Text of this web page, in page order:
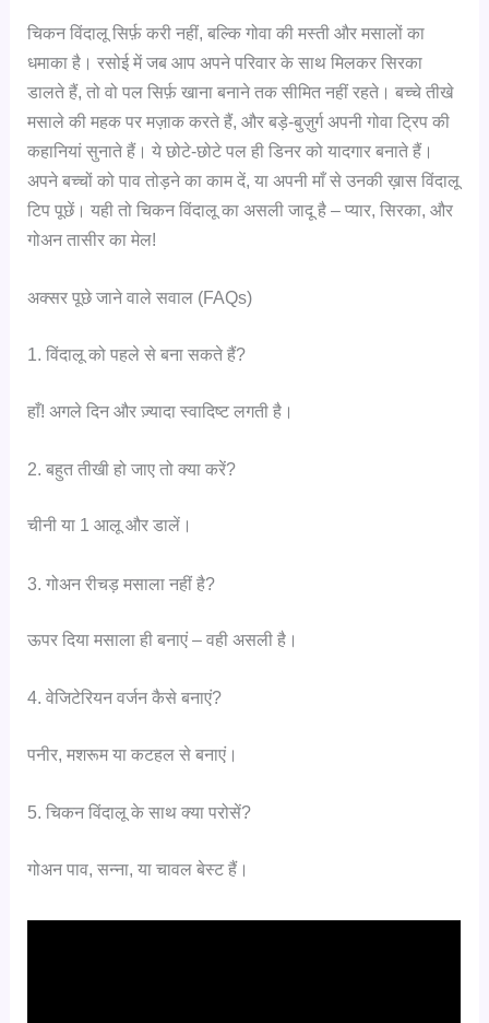
चिकन विंदालू सिर्फ़ करी नहीं, बल्कि गोवा की मस्ती और मसालों का
धमाका है। रसोई में जब आप अपने परिवार के साथ मिलकर सिरका
डालते हैं, तो वो पल सिर्फ़ खाना बनाने तक सीमित नहीं रहते। बच्चे तीखे
मसाले की महक पर मज़ाक करते हैं, और बड़े-बुज़ुर्ग अपनी गोवा ट्रिप की
कहानियां सुनाते हैं। ये छोटे-छोटे पल ही डिनर को यादगार बनाते हैं।
अपने बच्चों को पाव तोड़ने का काम दें, या अपनी माँ से उनकी ख़ास विंदालू
टिप पूछें। यही तो चिकन विंदालू का असली जादू है – प्यार, सिरका, और
गोअन तासीर का मेल!
अक्सर पूछे जाने वाले सवाल (FAQs)
1. विंदालू को पहले से बना सकते हैं?
हाँ! अगले दिन और ज़्यादा स्वादिष्ट लगती है।
2. बहुत तीखी हो जाए तो क्या करें?
चीनी या 1 आलू और डालें।
3. गोअन रीचड़ मसाला नहीं है?
ऊपर दिया मसाला ही बनाएं – वही असली है।
4. वेजिटेरियन वर्जन कैसे बनाएं?
पनीर, मशरूम या कटहल से बनाएं।
5. चिकन विंदालू के साथ क्या परोसें?
गोअन पाव, सन्ना, या चावल बेस्ट हैं।